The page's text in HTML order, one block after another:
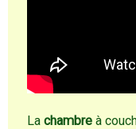
Lachambre à